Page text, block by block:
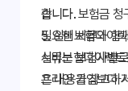
합니다.
습니다. 보험금 청구는 온라인 또는 방문을 통해 가능하며,
필요한 서류와 함께 청구하
서류는 보험사별로 다를 수
은 내용을 참고하
5. 실비보험다이
실비보험다이렉트를 통해 가
프라인 가입보다 시